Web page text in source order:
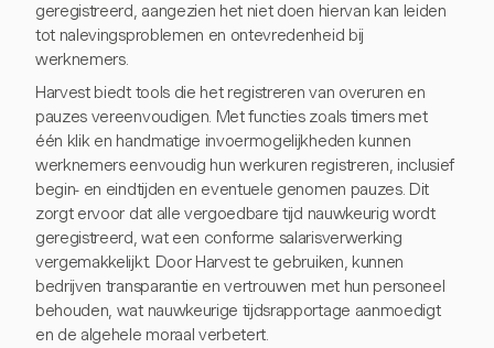
geregistreerd, aangezien het niet doen hiervan kan leiden
tot nalevingsproblemen en ontevredenheid bij
werknemers.
Harvest biedt tools die het registreren van overuren en
pauzes vereenvoudigen. Met functies zoals timers met
één klik en handmatige invoermogelijkheden kunnen
werknemers eenvoudig hun werkuren registreren, inclusief
begin- en eindtijden en eventuele genomen pauzes. Dit
zorgt ervoor dat alle vergoedbare tijd nauwkeurig wordt
geregistreerd, wat een conforme salarisverwerking
vergemakkelijkt. Door Harvest te gebruiken, kunnen
bedrijven transparantie en vertrouwen met hun personeel
behouden, wat nauwkeurige tijdsrapportage aanmoedigt
en de algehele moraal verbetert.